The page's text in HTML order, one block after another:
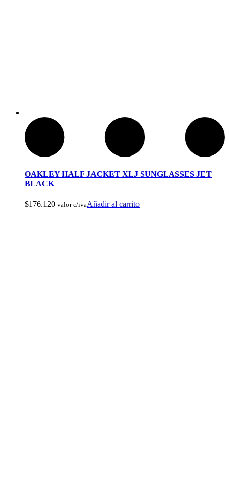
OAKLEY HALF JACKET XLJ SUNGLASSES JET
BLACK
$176.120 valor c/ivaAñadir al carrito